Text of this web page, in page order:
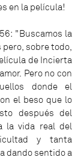
en la película!
"Buscamos la
pero, sobre todo,
de Incierta
Pero no con
donde el
el beso que lo
después del
la vida real del
y tanta
dando sentido a